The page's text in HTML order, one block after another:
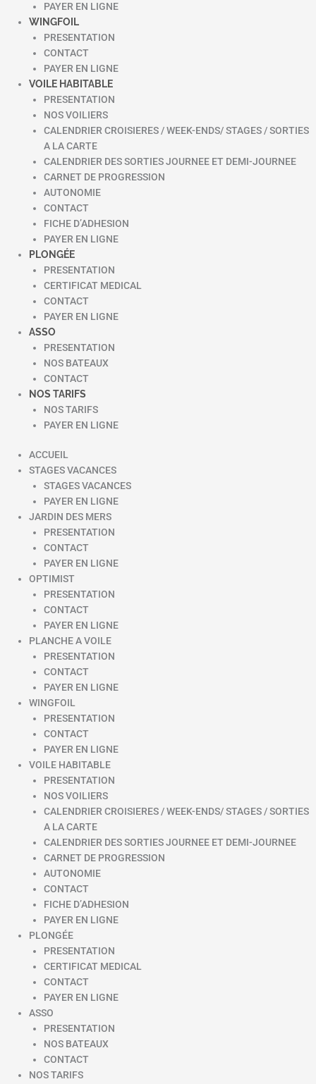
PAYER EN LIGNE
WINGFOIL
PRESENTATION
CONTACT
PAYER EN LIGNE
VOILE HABITABLE
PRESENTATION
NOS VOILIERS
CALENDRIER CROISIERES / WEEK-ENDS/ STAGES / SORTIES
A LA CARTE
CALENDRIER DES SORTIES JOURNEE ET DEMI-JOURNEE
CARNET DE PROGRESSION
AUTONOMIE
CONTACT
FICHE D’ADHESION
PAYER EN LIGNE
PLONGÉE
PRESENTATION
CERTIFICAT MEDICAL
CONTACT
PAYER EN LIGNE
ASSO
PRESENTATION
NOS BATEAUX
CONTACT
NOS TARIFS
NOS TARIFS
PAYER EN LIGNE
ACCUEIL
STAGES VACANCES
STAGES VACANCES
PAYER EN LIGNE
JARDIN DES MERS
PRESENTATION
CONTACT
PAYER EN LIGNE
OPTIMIST
PRESENTATION
CONTACT
PAYER EN LIGNE
PLANCHE A VOILE
PRESENTATION
CONTACT
PAYER EN LIGNE
WINGFOIL
PRESENTATION
CONTACT
PAYER EN LIGNE
VOILE HABITABLE
PRESENTATION
NOS VOILIERS
CALENDRIER CROISIERES / WEEK-ENDS/ STAGES / SORTIES
A LA CARTE
CALENDRIER DES SORTIES JOURNEE ET DEMI-JOURNEE
CARNET DE PROGRESSION
AUTONOMIE
CONTACT
FICHE D’ADHESION
PAYER EN LIGNE
PLONGÉE
PRESENTATION
CERTIFICAT MEDICAL
CONTACT
PAYER EN LIGNE
ASSO
PRESENTATION
NOS BATEAUX
CONTACT
NOS TARIFS